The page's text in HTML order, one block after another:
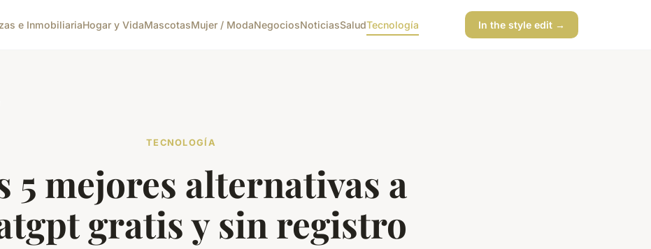
e InmobiliariaHogar y VidaMascotasMujer / ModaNegociosNoticiasSaludTecnología In the style edit →
TECNOLOGÍA
5 mejores alternativas a
gratis y sin registro